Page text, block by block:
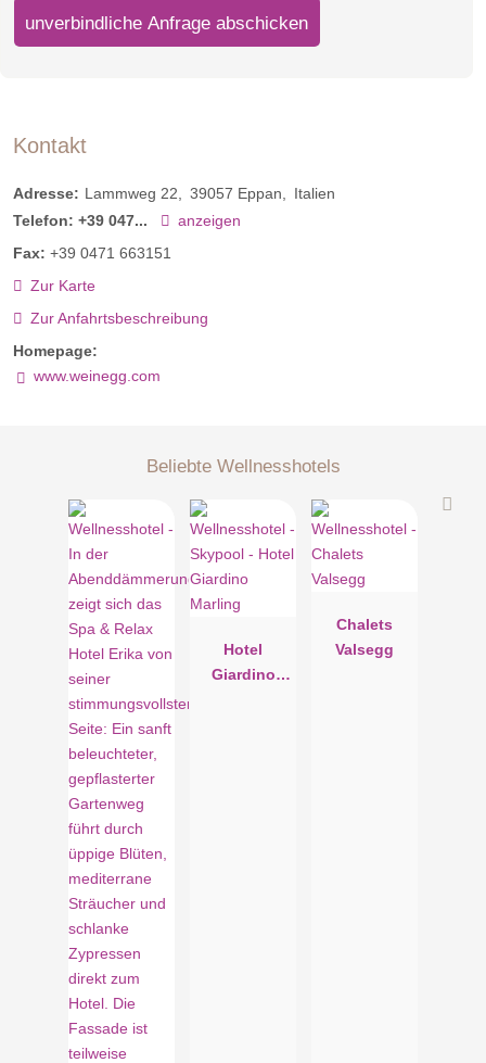
unverbindliche Anfrage abschicken
Kontakt
Adresse: Lammweg 22 39057 Eppan
Italien
Telefon: +39 047...
anzeigen
Fax: +39 0471 663151
Zur Karte
Zur Anfahrtsbeschreibung
Homepage:
www.weinegg.com
Beliebte Wellnesshotels
Hotel
Giardino
Chalets
Valsegg